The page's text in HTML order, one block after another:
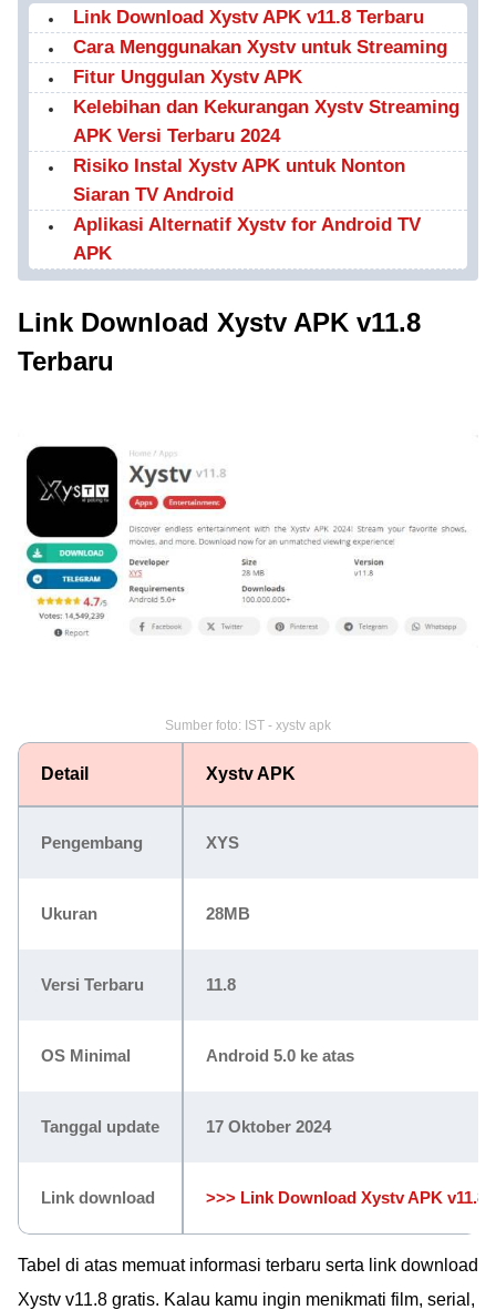
Link Download Xystv APK v11.8 Terbaru
Cara Menggunakan Xystv untuk Streaming
Fitur Unggulan Xystv APK
Kelebihan dan Kekurangan Xystv Streaming
APK Versi Terbaru 2024
Risiko Instal Xystv APK untuk Nonton
Siaran TV Android
Aplikasi Alternatif Xystv for Android TV
APK
Link Download Xystv APK v11.8
Terbaru
Sumber foto: IST - xystv apk
Detail Xystv APK
Pengembang XYS
Ukuran 28MB
Versi Terbaru 11.8
OS Minimal Android 5.0 ke atas
Tanggal update 17 Oktober 2024
Link download >>> Link Download Xystv APK v11.8
Tabel di atas memuat informasi terbaru serta link download
Xystv v11.8 gratis. Kalau kamu ingin menikmati film, serial,